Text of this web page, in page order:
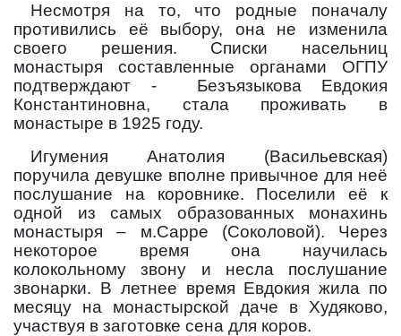
Несмотря на то, что родные поначалу
противились её выбору, она не изменила
своего решения. Списки насельниц
монастыря составленные органами ОГПУ
подтверждают -
Безъязыкова Евдокия
Константиновна, стала проживать в
монастыре в 1925 году.
Игумения Анатолия (Васильевская)
поручила девушке вполне привычное для неё
послушание на коровнике. Поселили её к
одной из самых образованных монахинь
монастыря – м.Сарре (Соколовой). Через
некоторое время она научилась
колокольному звону и несла послушание
звонарки. В летнее время Евдокия жила по
месяцу на монастырской даче в Худяково,
участвуя в заготовке сена для коров.